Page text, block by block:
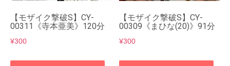
【モザイク撃破S】CY-
00311《寺本亜美》120分
¥300
【モザイク撃破S】CY-
00309《まひな(20)》91分
¥300